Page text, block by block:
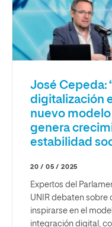
José Cepeda:
digitalización
nuevo
genera
estabilidad
20 / 05 / 2025
Expertos del
UNIR debaten sobre
inspirarse en el
integración digital,